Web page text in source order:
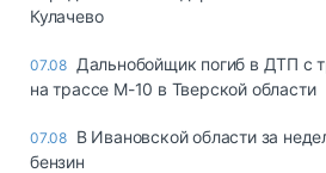
Кулачево
07.08 Дальнобойщик погиб в ДТП с
на трассе М-10 в Тверской области
07.08 В Ивановской области за
бензин